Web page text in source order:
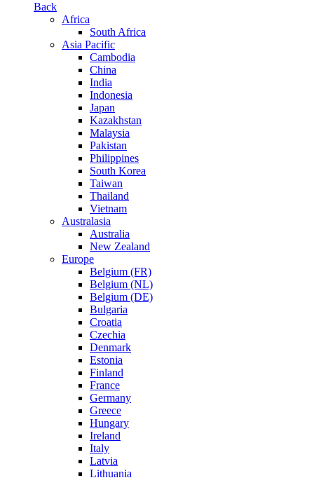
Back
Africa
South Africa
Asia Pacific
Cambodia
China
India
Indonesia
Japan
Kazakhstan
Malaysia
Pakistan
Philippines
South Korea
Taiwan
Thailand
Vietnam
Australasia
Australia
New Zealand
Europe
Belgium (FR)
Belgium (NL)
Belgium (DE)
Bulgaria
Croatia
Czechia
Denmark
Estonia
Finland
France
Germany
Greece
Hungary
Ireland
Italy
Latvia
Lithuania